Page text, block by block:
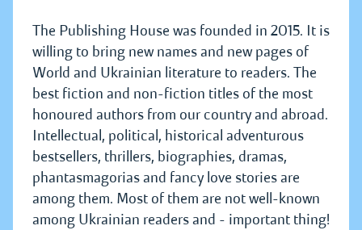
The Publishing House was founded in 2015. It is
willing to bring new names and new pages of
World and Ukrainian literature to readers. The
best fiction and non-fiction titles of the most
honoured authors from our country and abroad.
Intellectual, political, historical adventurous
bestsellers, thrillers, biographies, dramas,
phantasmagorias and fancy love stories are
among them. Most of them are not well-known
among Ukrainian readers and - important thing!